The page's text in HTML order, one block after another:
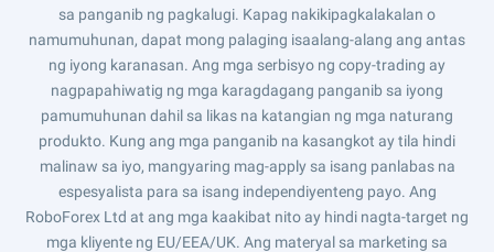
sa panganib ng pagkalugi. Kapag nakikipagkalakalan o
namumuhunan, dapat mong palaging isaalang-alang ang antas
ng iyong karanasan. Ang mga serbisyo ng copy-trading ay
nagpapahiwatig ng mga karagdagang panganib sa iyong
pamumuhunan dahil sa likas na katangian ng mga naturang
produkto. Kung ang mga panganib na kasangkot ay tila hindi
malinaw sa iyo, mangyaring mag-apply sa isang panlabas na
espesyalista para sa isang independiyenteng payo. Ang
RoboForex Ltd at ang mga kaakibat nito ay hindi nagta-target ng
mga kliyente ng EU/EEA/UK. Ang materyal sa marketing sa